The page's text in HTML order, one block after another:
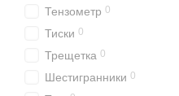
Тензометр 0
Тиски 0
Трещетка 0
Шестигранники 0